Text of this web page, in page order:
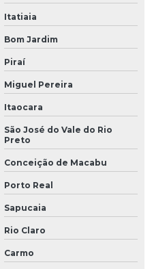
Itatiaia
Bom Jardim
Piraí
Miguel Pereira
Itaocara
São José do Vale do Rio
Preto
Conceição de Macabu
Porto Real
Sapucaia
Rio Claro
Carmo